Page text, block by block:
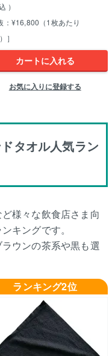
：¥16,800（1枚あたり
］
カートに入れる
お気に入りに登録する
タオル人気ラン
様々な飲食店さま向
キングです。
ウンの茶系や黒も選
ランキング2位